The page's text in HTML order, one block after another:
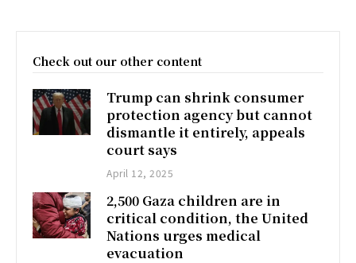
Check out our other content
Trump can shrink consumer
protection agency but cannot
dismantle it entirely, appeals
court says
April 12, 2025
2,500 Gaza children are in
critical condition, the United
Nations urges medical
evacuation